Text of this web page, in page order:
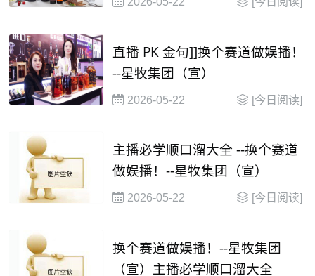
直播 PK 金句]]换个赛道做娱播！
--星牧集团（宣）
2026-05-22 [今日阅读]
主播必学顺口溜大全 --换个赛道
做娱播！--星牧集团（宣）
2026-05-22 [今日阅读]
换个赛道做娱播！--星牧集团
（宣）主播必学顺口溜大全